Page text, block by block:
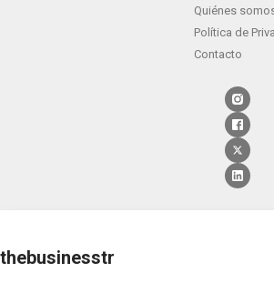
Quiénes
Política de
Contacto
thebusinesstr